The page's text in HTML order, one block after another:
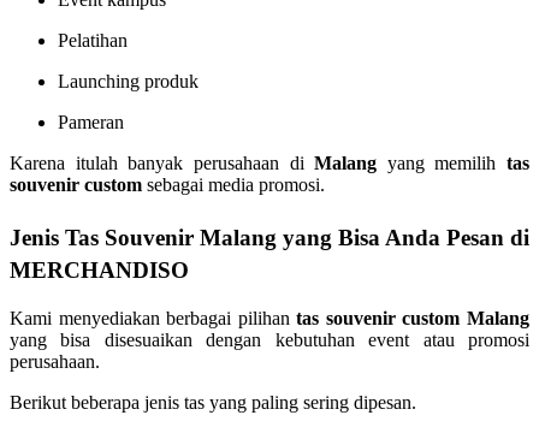
Pelatihan
Launching produk
Pameran
Karena itulah banyak perusahaan diMalang yang memilih tas
souvenir custom sebagai media promosi.
Jenis Tas Souvenir Malang yang Bisa Anda Pesan di
MERCHANDISO
Kami menyediakan berbagai pilihantas souvenir custom Malang
yang bisa disesuaikan dengan kebutuhan event atau promosi
perusahaan.
Berikut beberapa jenis tas yang paling sering dipesan.